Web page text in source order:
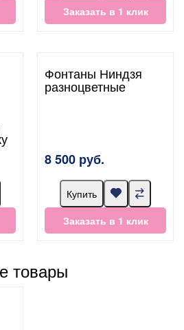
Заказать в 1 клик
Фонтаны Ниндзя
разноцветные
8 500 руб.
Купить
Заказать в 1 клик
товары